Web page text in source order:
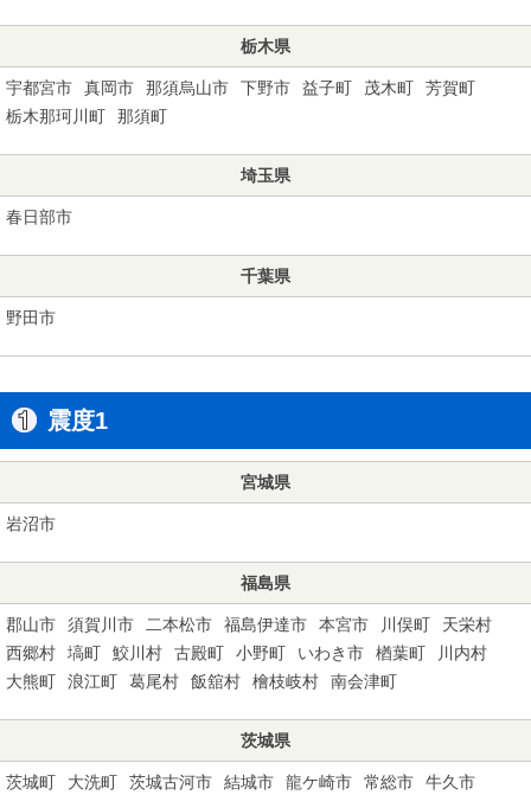
栃木県
宇都宮市 真岡市 那須烏山市 下野市 益子町 茂木町
芳賀町
栃木那珂川町
那須町
埼玉県
春日部市
千葉県
野田市
震度1
宮城県
岩沼市
福島県
郡山市 須賀川市 二本松市 福島伊達市 本宮市 川俣町
天栄村
西郷村
塙町 鮫川村 古殿町 小野町 いわき市 楢葉町
川内村
大熊町
浪江町 葛尾村 飯舘村 檜枝岐村 南会津町
茨城県
茨城町 大洗町 茨城古河市 結城市 龍ケ崎市 常総市
牛久市